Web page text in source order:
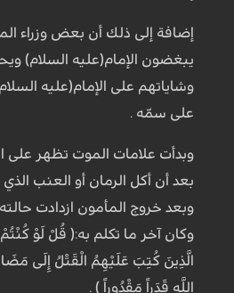
إضافة إلى ذلك أن بعض وزراء
يبغضون الإمام(عليه السلام)
وشاياتهم على الإمام(عليه
على سمّه .
وبدأت علامات الموت تظهر على
بعد أن أكل الرمان أو العنب
وبعد خروج المأمون ازدادت
وكان آخر ما تكلم به:( قُلْ لَوْ
الَّذِينَ كُتِبَ عَلَيْهِمُ الْقَتْلُ إِلَى
اللَّهِ قَدَراً مَقْدُوراً ) .